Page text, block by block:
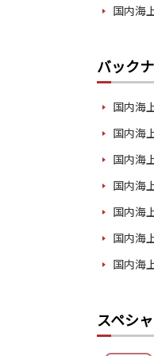
国内海
バック
国内海
国内海
国内海
国内海
国内海
国内海
国内海
スペシ